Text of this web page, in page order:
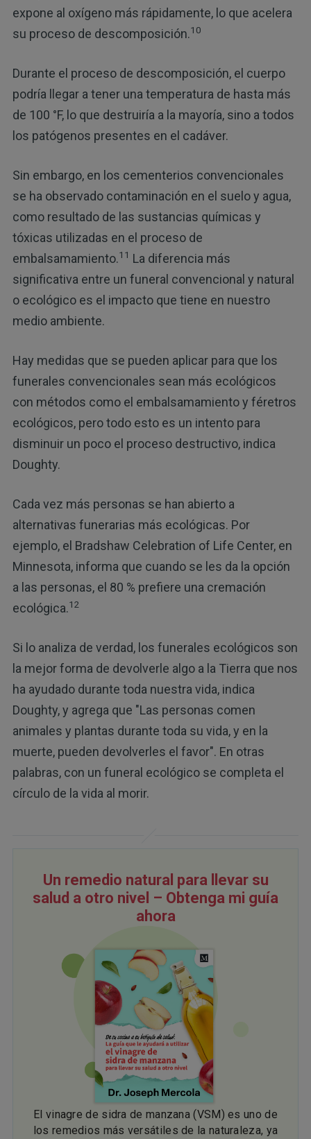
expone al oxígeno más rápidamente, lo que acelera
su proceso de descomposición.10
Durante el proceso de descomposición, el cuerpo
podría llegar a tener una temperatura de hasta más
de 100 °F, lo que destruiría a la mayoría, sino a todos
los patógenos presentes en el cadáver.
Sin embargo, en los cementerios convencionales
se ha observado contaminación en el suelo y agua,
como resultado de las sustancias químicas y
tóxicas utilizadas en el proceso de
embalsamamiento.11 La diferencia más
significativa entre un funeral convencional y natural
o ecológico es el impacto que tiene en nuestro
medio ambiente.
Hay medidas que se pueden aplicar para que los
funerales convencionales sean más ecológicos
con métodos como el embalsamamiento y féretros
ecológicos, pero todo esto es un intento para
disminuir un poco el proceso destructivo, indica
Doughty.
Cada vez más personas se han abierto a
alternativas funerarias más ecológicas. Por
ejemplo, el Bradshaw Celebration of Life Center, en
Minnesota, informa que cuando se les da la opción
a las personas, el 80 % prefiere una cremación
ecológica.12
Si lo analiza de verdad, los funerales ecológicos son
la mejor forma de devolverle algo a la Tierra que nos
ha ayudado durante toda nuestra vida, indica
Doughty, y agrega que "Las personas comen
animales y plantas durante toda su vida, y en la
muerte, pueden devolverles el favor". En otras
palabras, con un funeral ecológico se completa el
círculo de la vida al morir.
Un remedio natural para llevar su
salud a otro nivel – Obtenga mi guía
ahora
El vinagre de sidra de manzana (VSM) es uno de
los remedios más versátiles de la naturaleza, ya